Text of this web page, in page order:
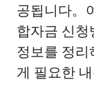
공됩니다。
합자금 신청
정보를 정리
게 필요한